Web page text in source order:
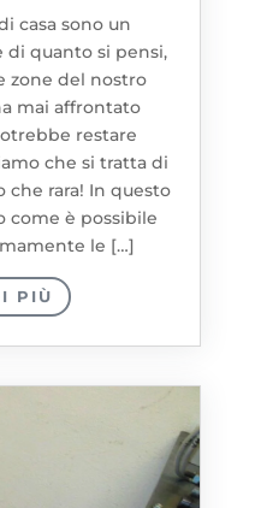
casa sono un
quanto si pensi,
zone del nostro
mai affrontato
restare
che si tratta di
che rara! In questo
come è possibile
le […]
PIÙ